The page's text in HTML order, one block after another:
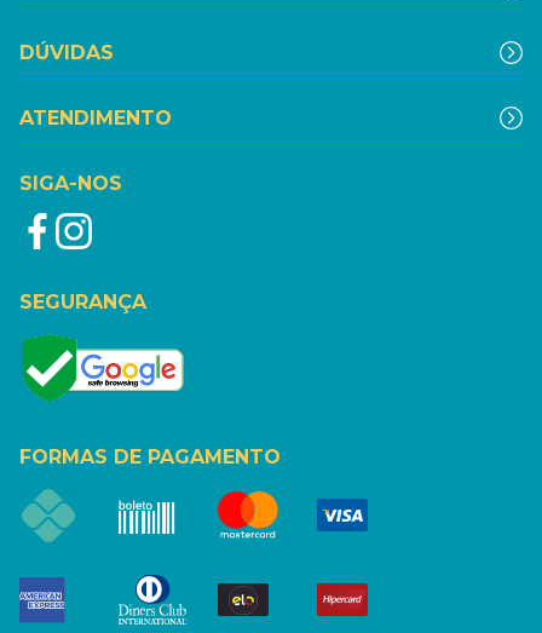
DÚVIDAS
ATENDIMENTO
SIGA-NOS
SEGURANÇA
FORMAS DE PAGAMENTO